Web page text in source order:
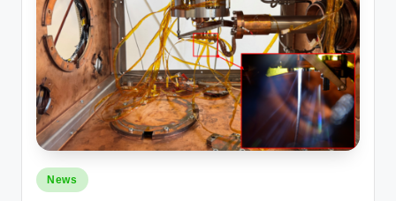
Posted
in
News